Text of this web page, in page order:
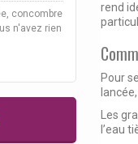
concombre
n'avez rien
rend
Pour
Les
l’eau